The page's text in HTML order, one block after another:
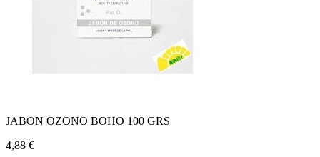
JABON OZONO BOHO 100 GRS
Precio
4,88 €